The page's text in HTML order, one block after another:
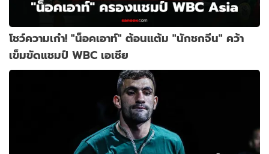
โชว์ความเก๋า! "น็อคเอาท์" ต้อนแต้ม "นักชกจีน" คว้า
เข็มขัดแชมป์ WBC เอเชีย